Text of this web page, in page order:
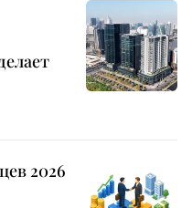
2026